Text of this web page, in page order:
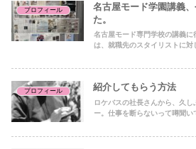
プロフィール
名古屋モード学園講義
た。
名古屋モード専門学校の講義
は、就職先のスタイリストに対
プロフィール 紹介してもらう方法
ロケバスの社長さんから、久
ー。仕事を断らないって噂聞い